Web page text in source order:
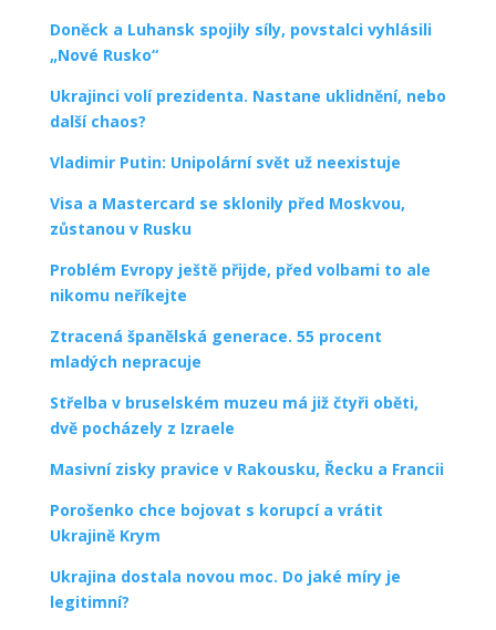
Doněck a Luhansk spojily síly, povstalci vyhlásili
„Nové Rusko“
Ukrajinci volí prezidenta. Nastane uklidnění, nebo
další chaos?
Vladimir Putin: Unipolární svět už neexistuje
Visa a Mastercard se sklonily před Moskvou,
zůstanou v Rusku
Problém Evropy ještě přijde, před volbami to ale
nikomu neříkejte
Ztracená španělská generace. 55 procent
mladých nepracuje
Střelba v bruselském muzeu má již čtyři oběti,
dvě pocházely z Izraele
Masivní zisky pravice v Rakousku, Řecku a Francii
Porošenko chce bojovat s korupcí a vrátit
Ukrajině Krym
Ukrajina dostala novou moc. Do jaké míry je
legitimní?